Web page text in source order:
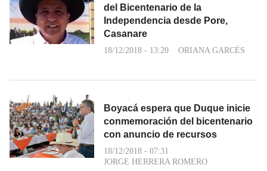
del Bicentenario de la
Independencia desde Pore,
Casanare
18/12/2018 - 13:20 ORIANA GARCÉS
Boyacá espera que Duque inicie
conmemoración del bicentenario
con anuncio de recursos
18/12/2018 - 07:31
JORGE HERRERA ROMERO